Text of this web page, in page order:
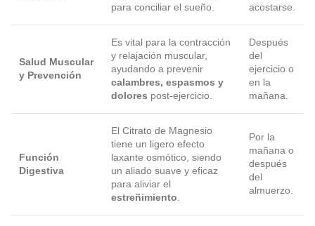
para conciliar el sueño.
acostarse.
Salud Muscular
y Prevención
Es vital para la contracción
y relajación muscular,
ayudando a prevenir
calambres, espasmos y
dolores post-ejercicio.
Después
del
ejercicio o
en la
mañana.
Función
Digestiva
El Citrato de Magnesio
tiene un ligero efecto
laxante osmótico, siendo
un aliado suave y eficaz
para aliviar el
estreñimiento
Por la
mañana o
después
del
almuerzo.